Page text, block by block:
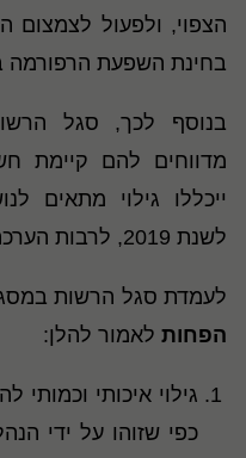
הצפוי, ולפעול לצמצום
בחינת השפעת הרפורמה
בנוסף לכך, סגל
מדווחים להם קיימת
ייכללו גילוי מתאים
לשנת 2019, לרבות הערכת ההנהלה בדבר חשיפה זו.
לעמדת סגל הרשות
הפחות לאמור להלן:
גילוי איכותי
כפי שזוהו על ידי